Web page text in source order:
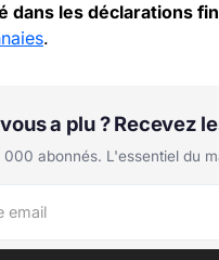
dans les déclarations
.
a plu ? Recevez
abonnés. L'essentiel du